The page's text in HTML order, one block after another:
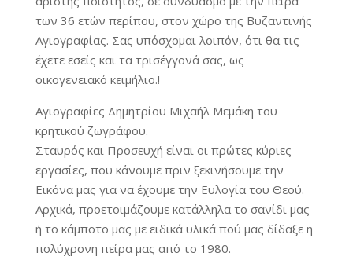
των 36 ετών περίπου, στον χώρο της Βυζαντινής
Αγιογραφίας. Σας υπόσχομαι λοιπόν, ότι θα τις
έχετε εσείς και τα τρισέγγονά σας, ως
οικογενειακό κειμήλιο.!
Αγιογραφίες Δημητρίου Μιχαήλ Μεμάκη του
κρητικού ζωγράφου.
Σταυρός και Προσευχή είναι οι πρώτες κύριες
εργασίες, που κάνουμε πριν ξεκινήσουμε την
Εικόνα μας για να έχουμε την Ευλογία του Θεού.
Αρχικά, προετοιμάζουμε κατάλληλα το σανίδι μας
ή το κάμποτο μας με ειδικά υλικά πού μας δίδαξε η
πολύχρονη πείρα μας από το 1980.